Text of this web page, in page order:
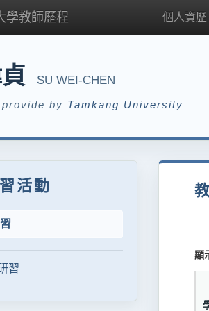
學教師歷程 個人資歷
SU WEI-CHEN
by Tamkang University
活動
習
顯